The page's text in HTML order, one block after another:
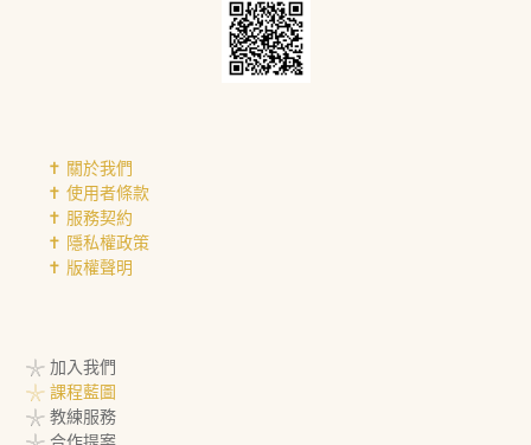
✝︎ 關於我們
✝︎ 使用者條款
✝︎ 服務契約
✝︎ 隱私權政策
✝︎ 版權聲明
𓇼 加入我們
𓇼 課程藍圖
𓇼 教練服務